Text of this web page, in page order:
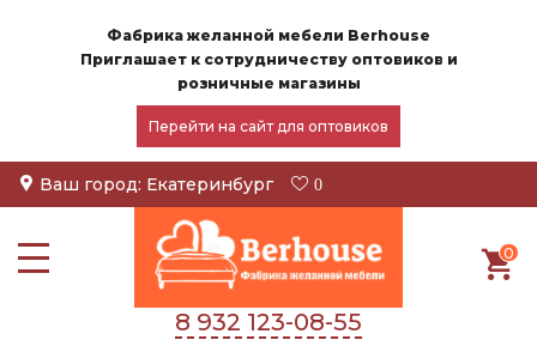
Фабрика желанной мебели Berhouse
Приглашает к сотрудничеству оптовиков и
розничные магазины
Перейти на сайт для оптовиков
Ваш город: Екатеринбург 0
0
8 932 123-08-55